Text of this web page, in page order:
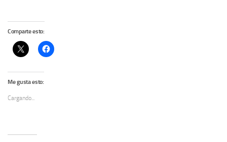
Comparte esto:
Me gusta esto:
Cargando...